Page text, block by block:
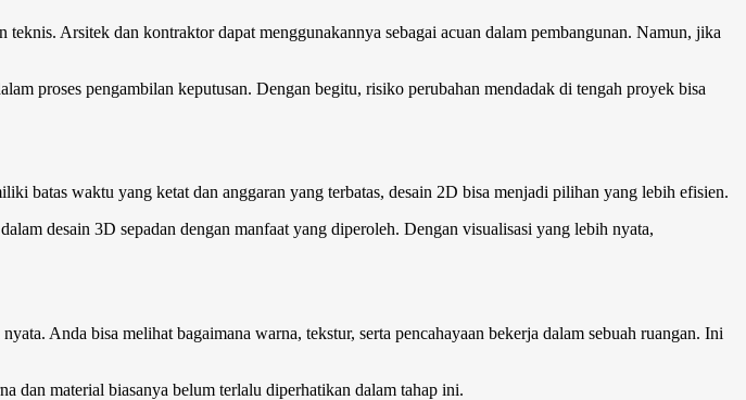
Arsitek dan kontraktor dapat menggunakannya sebagai acuan dalam pembangunan. Namun, jika
proses pengambilan keputusan. Dengan begitu, risiko perubahan mendadak di tengah proyek bisa
batas waktu yang ketat dan anggaran yang terbatas, desain 2D bisa menjadi pilihan yang lebih efisien.
desain 3D sepadan dengan manfaat yang diperoleh. Dengan visualisasi yang lebih nyata,
Anda bisa melihat bagaimana warna, tekstur, serta pencahayaan bekerja dalam sebuah ruangan. Ini
dan material biasanya belum terlalu diperhatikan dalam tahap ini.